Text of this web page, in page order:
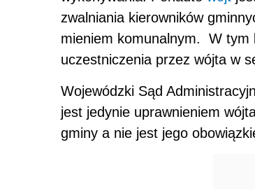
zwalniania kierowników
mieniem komunalnym. W tym
uczestniczenia przez wójta w
Wojewódzki Sąd
jest jedynie uprawnieniem
gminy a nie jest jego